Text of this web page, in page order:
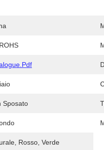
Sposato
Rosso, Verde